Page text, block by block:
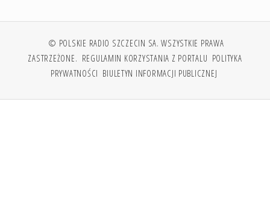
© POLSKIE RADIO SZCZECIN SA. WSZYSTKIE PRAWA
ZASTRZEŻONE. REGULAMIN KORZYSTANIA Z PORTALU POLITYKA
PRYWATNOŚCI BIULETYN INFORMACJI PUBLICZNEJ